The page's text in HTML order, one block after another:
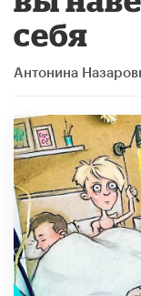
себя
Антонина